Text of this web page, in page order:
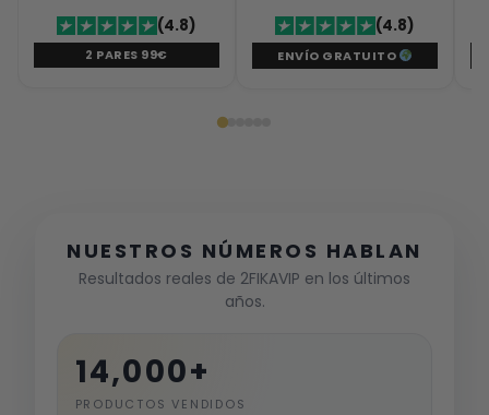
(4.8)
2 PARES 99€
(4.8)
ENVÍO GRATUITO
NUESTROS NÚMEROS HABLAN
Resultados reales de 2FIKAVIP en los últimos
años.
14,000+
PRODUCTOS VENDIDOS